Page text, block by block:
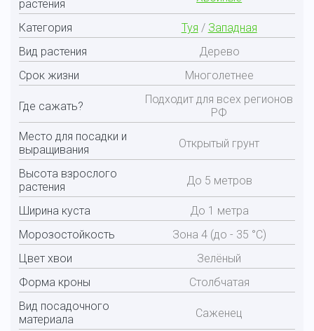
растения
Категория Туя / Западная
Вид растения
Дерево
Срок жизни
Многолетнее
Где сажать?
Подходит для всех регионов
РФ
Место для посадки и
выращивания
Открытый грунт
Высота взрослого
растения
До 5 метров
Ширина куста
До 1 метра
Морозостойкость
Зона 4 (до - 35 °С)
Цвет хвои
Зелёный
Форма кроны
Столбчатая
Вид посадочного
материала
Саженец